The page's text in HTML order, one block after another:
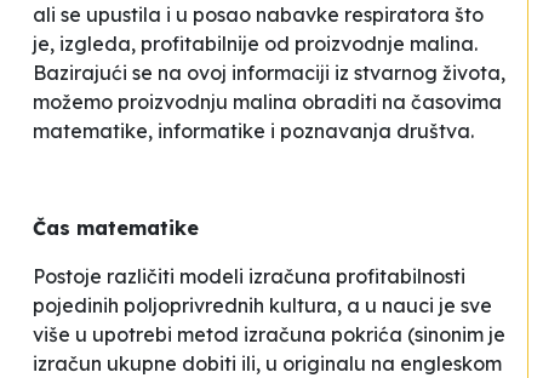
ali se upustila i u posao nabavke respiratora što
je, izgleda, profitabilnije od proizvodnje malina.
Bazirajući se na ovoj informaciji iz stvarnog života,
možemo proizvodnju malina obraditi na časovima
matematike, informatike i poznavanja društva.
Čas matematike
Postoje različiti modeli izračuna profitabilnosti
pojedinih poljoprivrednih kultura, a u nauci je sve
više u upotrebi metod izračuna pokrića (sinonim je
izračun ukupne dobiti ili, u originalu na engleskom